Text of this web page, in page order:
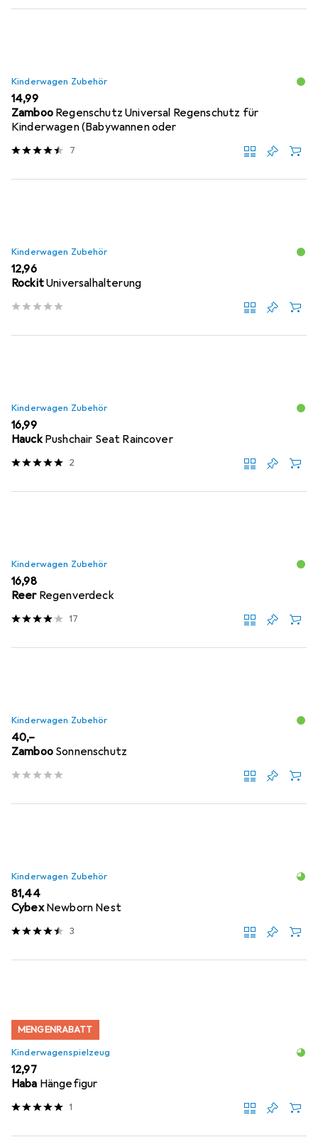
Kinderwagen Zubehör
EUR
14,99
Zamboo Regenschutz Universal Regenschutz für
Kinderwagen (Babywannen oder
7
Kinderwagen Zubehör
EUR
12,96
RockitUniversalhalterung
Kinderwagen Zubehör
EUR
16,99
Hauck Pushchair Seat Raincover
2
Kinderwagen Zubehör
EUR
16,98
Reer Regenverdeck
17
Kinderwagen Zubehör
EUR
40,–
Zamboo Sonnenschutz
Kinderwagen Zubehör
EUR
81,44
Cybex Newborn Nest
3
MENGENRABATT
Kinderwagenspielzeug
EUR
12,97
Haba Hängefigur
1